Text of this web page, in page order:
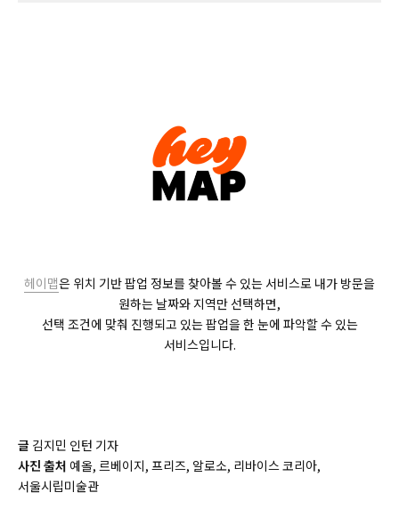
헤이맵은 위치 기반 팝업 정보를 찾아볼 수 있는 서비스로 내가 방문을
원하는 날짜와 지역만 선택하면,
선택 조건에 맞춰 진행되고 있는 팝업을 한 눈에 파악할 수 있는
서비스입니다.
글 김지민 인턴 기자
사진 출처 예올, 르베이지, 프리즈, 알로소, 리바이스 코리아,
서울시립미술관